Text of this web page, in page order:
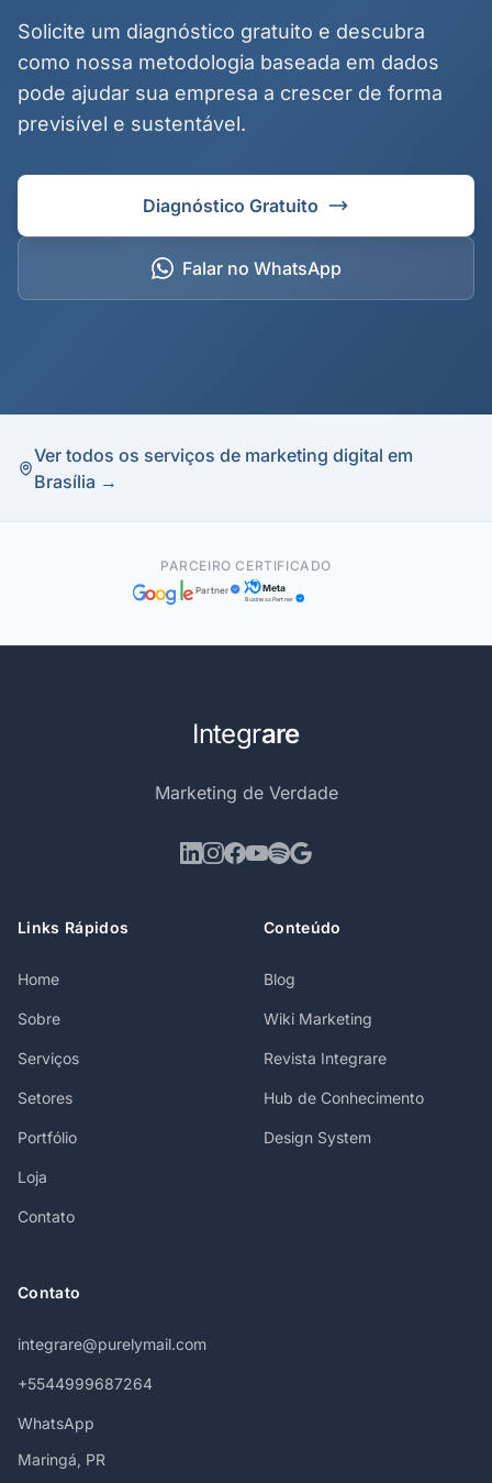
Solicite um diagnóstico gratuito e descubra
como nossa metodologia baseada em dados
pode ajudar sua empresa a crescer de forma
previsível e sustentável.
Diagnóstico Gratuito
Falar no WhatsApp
Ver todos os serviços de marketing digital em
Brasília →
PARCEIRO CERTIFICADO
Partner Meta
Business Partner
Integrare
Marketing de Verdade
Links Rápidos
Home
Sobre
Serviços
Setores
Portfólio
Loja
Contato
Conteúdo
Blog
Wiki Marketing
Revista Integrare
Hub de Conhecimento
Design System
Contato
integrare@purelymail.com
+5544999687264
WhatsApp
Maringá, PR